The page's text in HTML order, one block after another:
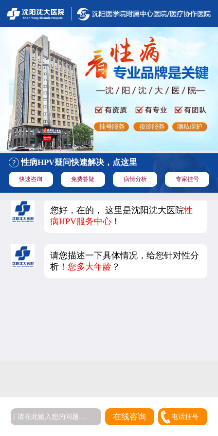
性病HPV疑问快速解决，点这里
快速咨询 免费答疑 病情分析 专家挂号
您好，在的， 这里是沈阳沈大医院性
病HPV服务中心 ！
请您描述一下具体情况，给您针对性分
析！您多大年龄 ？
在线咨询 电话挂号